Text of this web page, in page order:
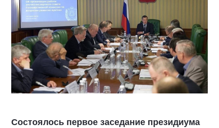
Состоялось первое заседание президиума